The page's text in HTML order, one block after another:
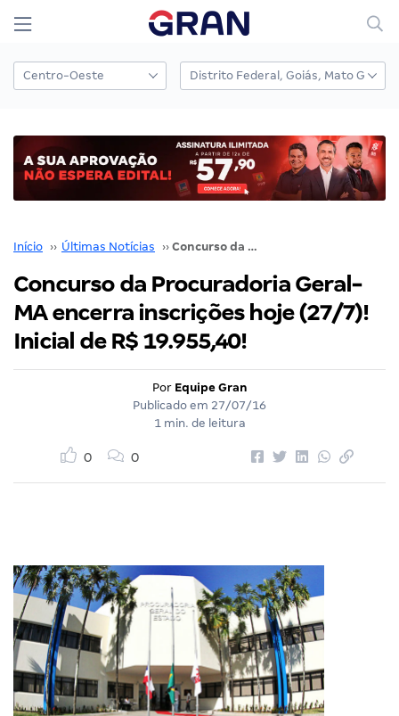
Início ›› Últimas Notícias ›› Concurso da Procuradoria Geral-MA encerra inscrições hoje (27/7)! Inicial de R$ 19.955,40!
Concurso da Procuradoria Geral-
MA encerra inscrições hoje (27/7)!
Inicial de R$ 19.955,40!
Por Equipe Gran
Publicado em 27/07/16
1 min. de leitura
0 0